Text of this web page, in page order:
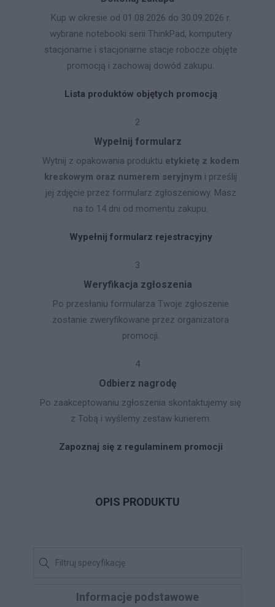
Kup w okresie od 01.08.2026 do 30.09.2026 r.
wybrane notebooki serii ThinkPad, komputery
stacjonarne i stacjonarne stacje robocze objęte
promocją i zachowaj dowód zakupu.
Lista produktów objętych promocją
2
Wypełnij formularz
Wytnij z opakowania produktu etykietę z kodem
kreskowym oraz numerem seryjnym i prześlij
jej zdjęcie przez formularz zgłoszeniowy. Masz
na to 14 dni od momentu zakupu.
Wypełnij formularz rejestracyjny
3
Weryfikacja zgłoszenia
Po przesłaniu formularza Twoje zgłoszenie
zostanie zweryfikowane przez organizatora
promocji.
4
Odbierz nagrodę
Po zaakceptowaniu zgłoszenia skontaktujemy się
z Tobą i wyślemy zestaw kurierem.
Zapoznaj się z regulaminem promocji
OPIS PRODUKTU
Informacje podstawowe